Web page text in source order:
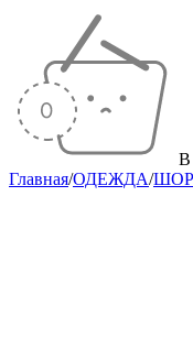
В
Главная/ОДЕЖДА/